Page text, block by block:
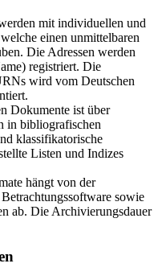
mit individuellen und
einen unmittelbaren
Die Adressen werden
registriert. Die
wird vom Deutschen
Dokumente ist über
in bibliografischen
klassifikatorische
Listen und Indizes
hängt von der
sowie
ab. Die Archivierungsdauer